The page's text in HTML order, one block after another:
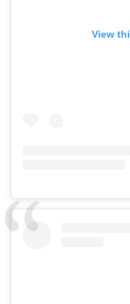
View